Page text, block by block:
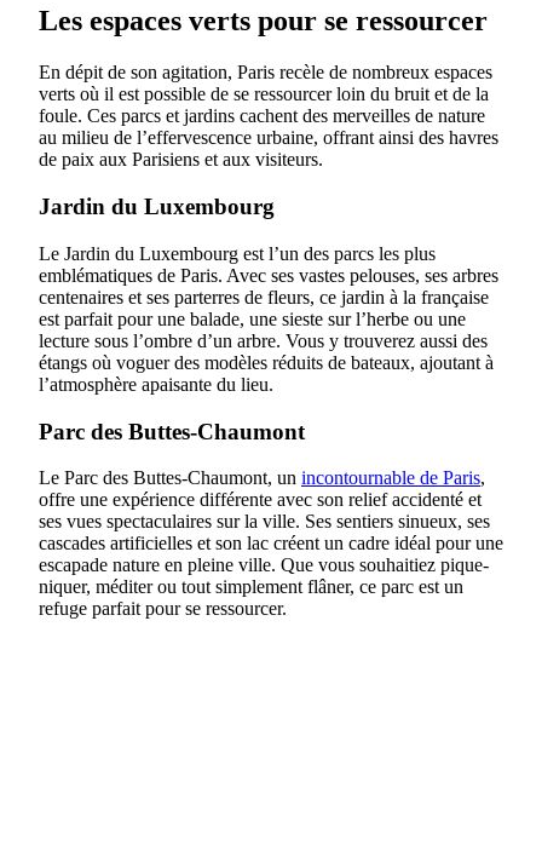
Les espaces verts pour se ressourcer
En dépit de son agitation, Paris recèle de nombreux espaces
verts où il est possible de se ressourcer loin du bruit et de la
foule. Ces parcs et jardins cachent des merveilles de nature
au milieu de l’effervescence urbaine, offrant ainsi des havres
de paix aux Parisiens et aux visiteurs.
Jardin du Luxembourg
Le Jardin du Luxembourg est l’un des parcs les plus
emblématiques de Paris. Avec ses vastes pelouses, ses arbres
centenaires et ses parterres de fleurs, ce jardin à la française
est parfait pour une balade, une sieste sur l’herbe ou une
lecture sous l’ombre d’un arbre. Vous y trouverez aussi des
étangs où voguer des modèles réduits de bateaux, ajoutant à
l’atmosphère apaisante du lieu.
Parc des Buttes-Chaumont
Le Parc des Buttes-Chaumont, un incontournable de Paris,
offre une expérience différente avec son relief accidenté et
ses vues spectaculaires sur la ville. Ses sentiers sinueux, ses
cascades artificielles et son lac créent un cadre idéal pour une
escapade nature en pleine ville. Que vous souhaitiez pique-
niquer, méditer ou tout simplement flâner, ce parc est un
refuge parfait pour se ressourcer.